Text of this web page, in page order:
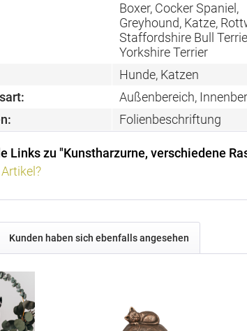
Boxer, Cocker Spaniel,
Greyhound, Katze,
Staffordshire Bull
Yorkshire Terrier
Hunde, Katzen
Außenbereich,
Folienbeschriftung
Links zu "Kunstharzurne, verschiedene
Kunden haben sich ebenfalls angesehen